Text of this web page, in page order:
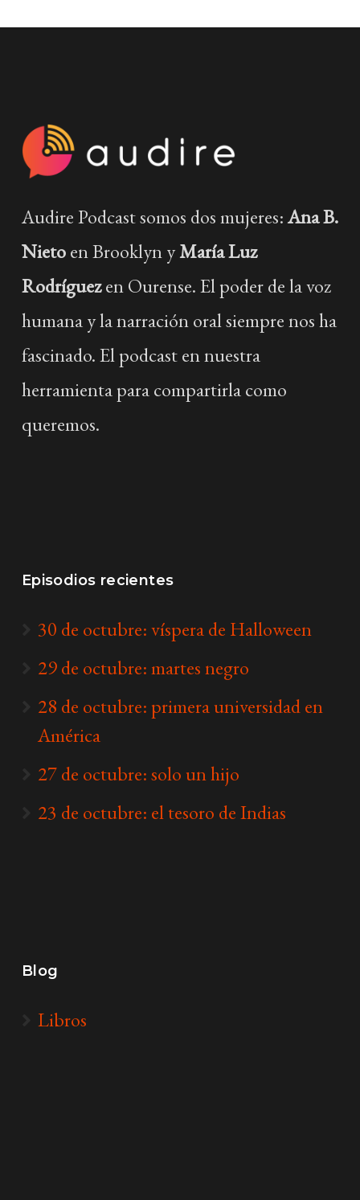
Audire Podcast somos dos mujeres:Ana B.
Nietoen Brooklyn yMaría Luz
Rodríguezen Ourense. El poder de la voz
humana y la narración oral siempre nos ha
fascinado. El podcast en nuestra
herramienta para compartirla como
queremos.
Episodios recientes
30 de octubre: víspera de Halloween
29 de octubre: martes negro
28 de octubre: primera universidad en
América
27 de octubre: solo un hijo
23 de octubre: el tesoro de Indias
Blog
Libros